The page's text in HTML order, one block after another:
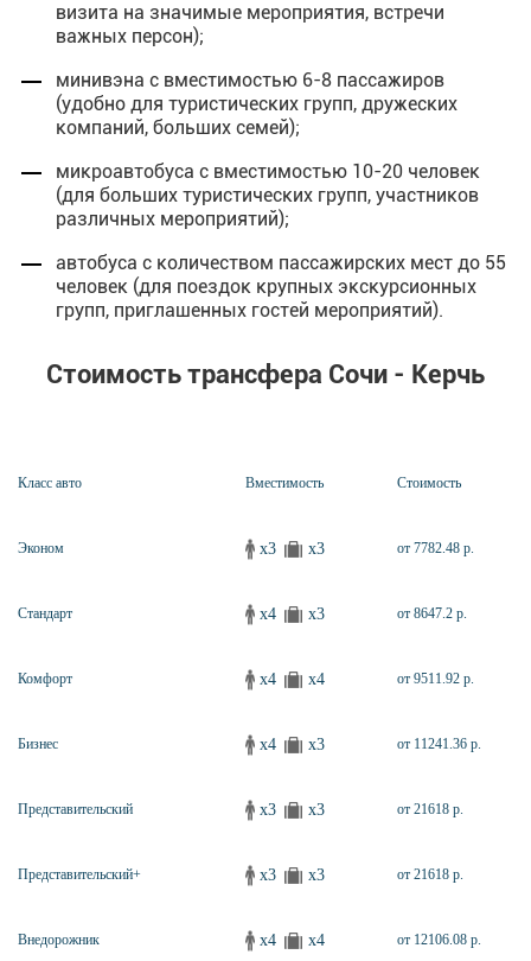
визита на значимые мероприятия, встречи
важных персон);
минивэна с вместимостью 6-8 пассажиров
(удобно для туристических групп, дружеских
компаний, больших семей);
микроавтобуса с вместимостью 10-20 человек
(для больших туристических групп, участников
различных мероприятий);
автобуса с количеством пассажирских мест до 55
человек (для поездок крупных экскурсионных
групп, приглашенных гостей мероприятий).
Стоимость трансфера Сочи - Керчь
Класс авто Вместимость Стоимость
Эконом x3 x3 от 7782.48 р.
Стандарт x4 x3 от 8647.2 р.
Комфорт x4 x4 от 9511.92 р.
Бизнес x4 x3 от 11241.36 р.
Представительский x3 x3 от 21618 р.
Представительский+ x3 x3 от 21618 р.
Внедорожник x4 x4 от 12106.08 р.